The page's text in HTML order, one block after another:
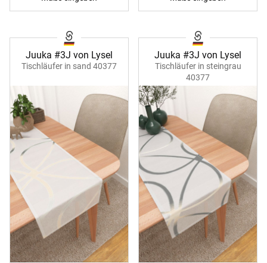
Juuka #3J von Lysel
Tischläufer in sand 40377
Juuka #3J von Lysel
Tischläufer in steingrau
40377